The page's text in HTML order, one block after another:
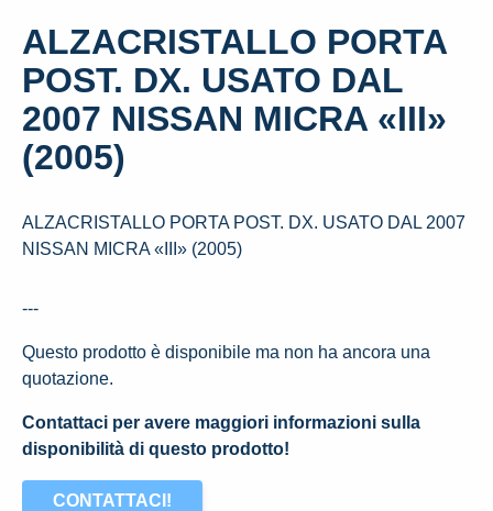
ALZACRISTALLO PORTA
POST. DX. USATO DAL
2007 NISSAN MICRA «III»
(2005)
ALZACRISTALLO PORTA POST. DX. USATO DAL 2007
NISSAN MICRA «III» (2005)
---
Questo prodotto è disponibile ma non ha ancora una
quotazione.
Contattaci per avere maggiori informazioni sulla
disponibilità di questo prodotto!
CONTATTACI!